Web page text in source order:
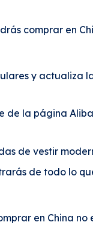
comprar en
y actualiza
de la página
de vestir
de todo lo
en China